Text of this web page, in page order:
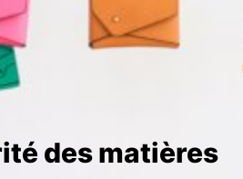
des matières